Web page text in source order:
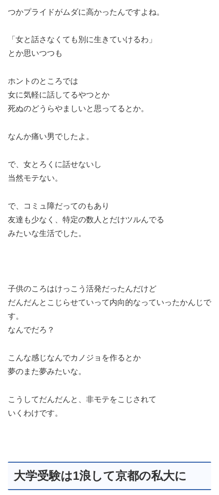
つかプライドがムダに高かったんですよね。
「女と話さなくても別に生きていけるわ」
とか思いつつも
ホントのところでは
女に気軽に話してるやつとか
死ぬのどうらやましいと思ってるとか。
なんか痛い男でしたよ。
で、女とろくに話せないし
当然モテない。
で、コミュ障だってのもあり
友達も少なく、特定の数人とだけツルんでる
みたいな生活でした。
子供のころはけっこう活発だったんだけど
だんだんとこじらせていって内向的なっていったかんじで
す。
なんでだろ？
こんな感じなんでカノジョを作るとか
夢のまた夢みたいな。
こうしてだんだんと、非モテをこじされて
いくわけです。
大学受験は1浪して京都の私大に